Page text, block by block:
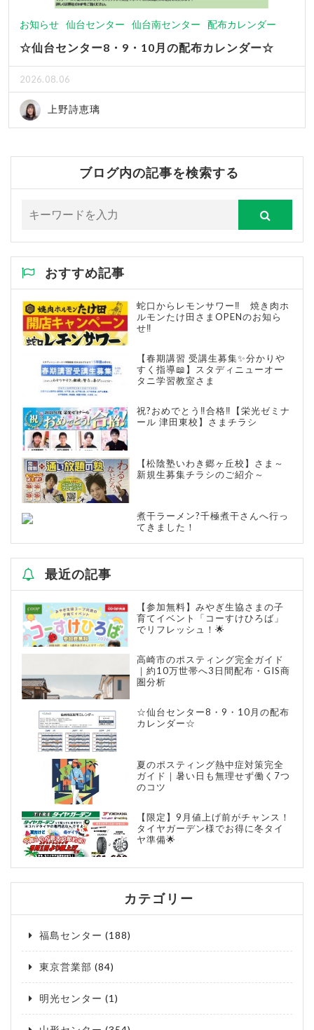
お知らせ 仙台センター 仙台南センター 配布カレンダー
☆仙台センター8・9・10月の配布カレンダー☆
2026.08.06
上野詩恵璃
ブログ内の記事を検索する
おすすめ記事
蛇口からレモンサワー‼ 焼き肉ホ
ルモンたけ田さまOPENのお知ら
せ‼
【春期講習 受講生募集✨分かりや
すく指導📖】スタディニューオー
タニ学習教室さま
祝?おめでとう‼合格‼【栄光ゼミナ
ール 津田東校】さまチラシ
【松陰塾いわき郷ヶ丘校】さま～
新規生募集チラシのご紹介～
煮干ラーメン?千極煮干さんへ行っ
てきました！
最近の記事
【参加無料】みやぎ生協さまの子
育てイベント「コーすけひろば」
でリフレッシュ！🌟
高崎市のポスティング完全ガイド
｜約10万世帯へ3日間配布・GIS商
圏分析
☆仙台センター8・9・10月の配布
カレンダー☆
夏のポスティング熱中症対策完全
ガイド｜暑い日も無理せず働く7つ
のコツ
【限定】9月値上げ前がチャンス！
タイヤガーデン様でお得に冬タイ
ヤ準備🌟
カテゴリー
福島センター (188)
東京営業部 (84)
明光センター (1)